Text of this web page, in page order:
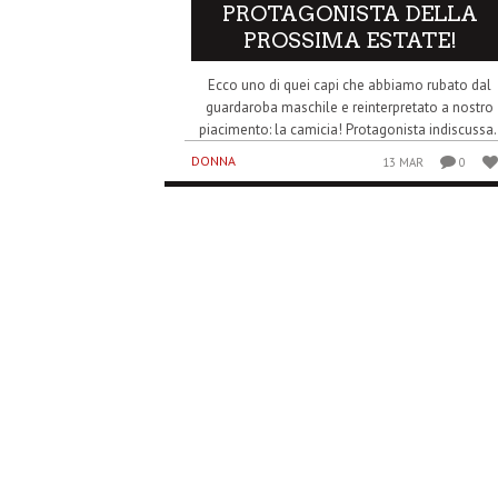
PROTAGONISTA DELLA
PROSSIMA ESTATE!
Ecco uno di quei capi che abbiamo rubato dal
guardaroba maschile e reinterpretato a nostro
piacimento: la camicia! Protagonista
DONNA 13 MAR 0